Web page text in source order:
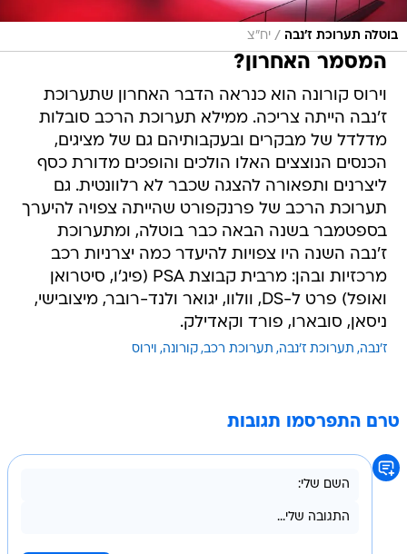
בוטלה תערוכת ז'נבה / יח"צ
המסמר האחרון?
וירוס קורונה הוא כנראה הדבר האחרון שתערוכת
ז'נבה הייתה צריכה. ממילא תערוכת הרכב סובלות
מדלדל של מבקרים ובעקבותיהם גם של מציגים,
הכנסים הנוצצים האלו הולכים והופכים מדורת כסף
ליצרנים ותפאורה להצגה שכבר לא רלוונטית. גם
תערוכת הרכב של פרנקפורט שהייתה צפויה להיערך
בספטמבר בשנה הבאה כבר בוטלה, ומתערוכת
ז'נבה השנה היו צפויות להיעדר כמה יצרניות רכב
מרכזיות ובהן: מרבית קבוצת PSA (פיג'ו, סיטרואן
ואופל) פרט ל-DS, וולוו, יגואר ולנד-רובר, מיצובישי,
ניסאן, סובארו, פורד וקאדילק.
ז'נבה תערוכת ז'נבה תערוכת רכב קורונה וירוס
טרם התפרסמו תגובות